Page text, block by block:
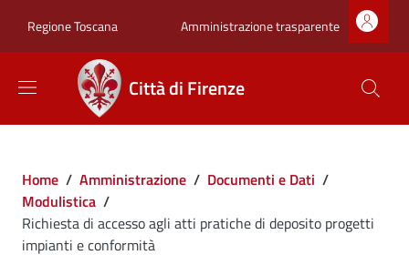
Regione Toscana Zona superiore
Amministrazione trasparente
Città di Firenze
Briciole di pane
Home / Amministrazione / Documenti e Dati /
Modulistica /
Richiesta di accesso agli atti pratiche di deposito progetti
impianti e conformità